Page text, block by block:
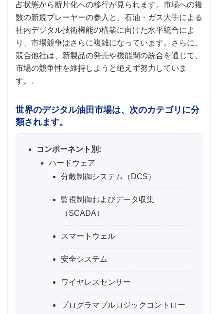
占状態から断片化への移行が見られます。市場への複
数の新規プレーヤーの参入と、石油・ガス大手による
社内デジタル技術機能の構築に向けた水平統合によ
り、市場競争はさらに複雑になっています。さらに、
競合他社は、新製品の発売や機能間の統合を通じて、
市場の競争性を維持しようと絶えず努力していま
す。.
世界のデジタル油田市場は、次のカテゴリに分
類されます。
コンポーネント別:
ハードウェア
分散制御システム（DCS）
監視制御およびデータ収集
（SCADA）
スマートウェル
安全システム
ワイヤレスセンサー
プログラマブルロジックコントロー